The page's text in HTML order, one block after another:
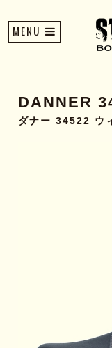
MENU
DANNER
ダナー 34522 ウ